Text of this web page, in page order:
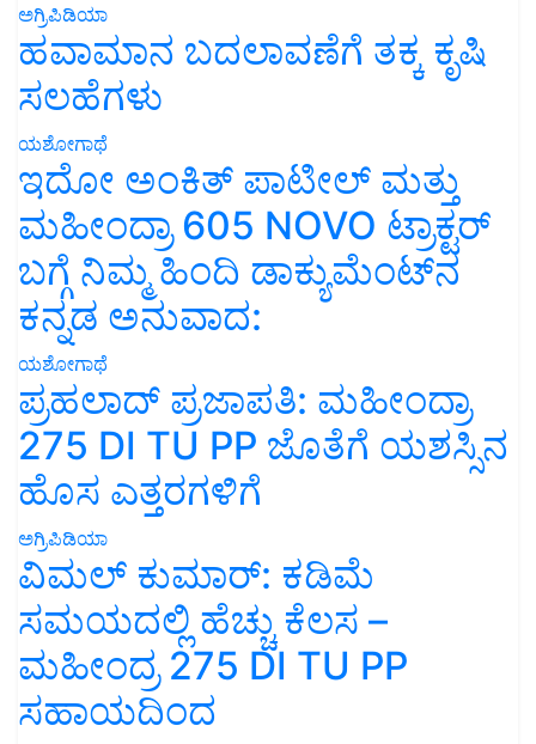
ಅಗ್ರಿಪಿಡಿಯಾ
ಹವಾಮಾನ ಬದಲಾವಣೆಗೆ ತಕ್ಕ ಕೃಷಿ
ಸಲಹೆಗಳು
ಯಶೋಗಾಥೆ
ಇದೋ ಅಂಕಿತ್ ಪಾಟೀಲ್ ಮತ್ತು
ಮಹೀಂದ್ರಾ 605 NOVO ಟ್ರಾಕ್ಟರ್
ಬಗ್ಗೆ ನಿಮ್ಮ ಹಿಂದಿ ಡಾಕ್ಯುಮೆಂಟ್‌ನ
ಕನ್ನಡ ಅನುವಾದ:
ಯಶೋಗಾಥೆ
ಪ್ರಹಲಾದ್ ಪ್ರಜಾಪತಿ: ಮಹೀಂದ್ರಾ
275 DI TU PP ಜೊತೆಗೆ ಯಶಸ್ಸಿನ
ಹೊಸ ಎತ್ತರಗಳಿಗೆ
ಅಗ್ರಿಪಿಡಿಯಾ
ವಿಮಲ್ ಕುಮಾರ್: ಕಡಿಮೆ
ಸಮಯದಲ್ಲಿ ಹೆಚ್ಚು ಕೆಲಸ –
ಮಹೀಂದ್ರ 275 DI TU PP
ಸಹಾಯದಿಂದ